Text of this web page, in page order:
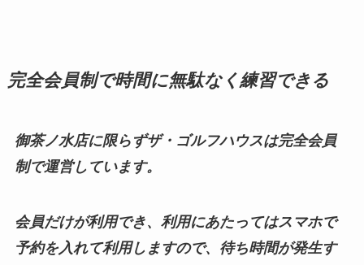
完全会員制で時間に無駄なく練習できる
御茶ノ水店に限らずザ・ゴルフハウスは完全会員
制で運営しています。
会員だけが利用でき、利用にあたってはスマホで
予約を入れて利用しますので、待ち時間が発生す